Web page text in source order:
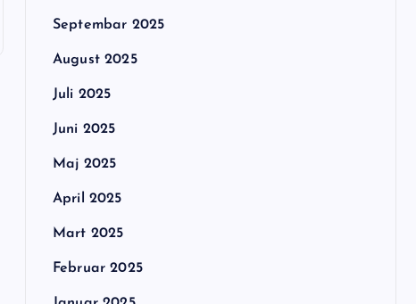
Septembar 2025
August 2025
Juli 2025
Juni 2025
Maj 2025
April 2025
Mart 2025
Februar 2025